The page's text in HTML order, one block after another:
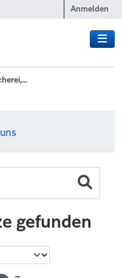
Anmelden
gefunden